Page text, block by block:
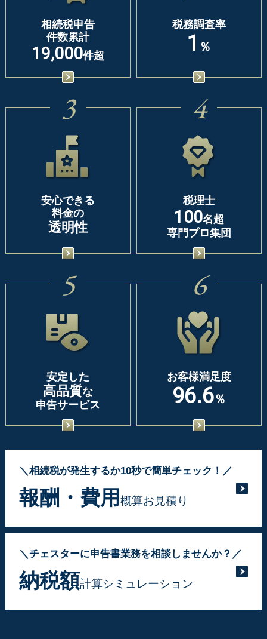
相続税申告
件数累計
19,000件超
税務調査率
1 ％
3
安心できる
料金の
透明性
4
税理士
100名超
専門プロ集団
5
安定した
高品質な
申告サービス
6
お客様満足度
96.6％
＼相続税が発生するか10秒で簡単チェック！／
報酬・費用 概算お見積り
＼チェスターに申告書業務を相談しませんか？／
納税額計算シミュレーション